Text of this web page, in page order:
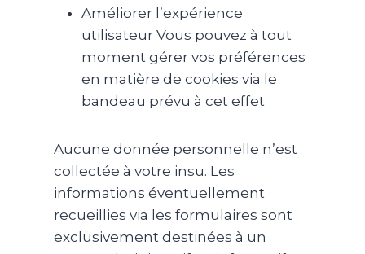
Améliorer l’expérience
utilisateur Vous pouvez à tout
moment gérer vos préférences
en matière de cookies via le
bandeau prévu à cet effet
Aucune donnée personnelle n’est
collectée à votre insu. Les
informations éventuellement
recueillies via les formulaires sont
exclusivement destinées à un